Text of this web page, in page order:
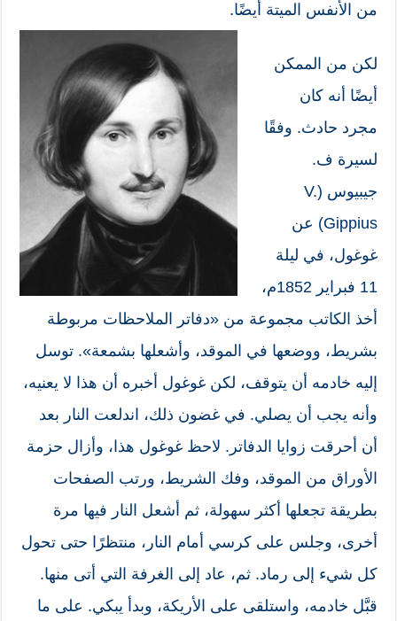
من الأنفس الميتة أيضًا.
لكن من الممكن
أيضًا أنه كان
مجرد حادث. وفقًا
لسيرة ف.
جيبيوس (V.
Gippius) عن
غوغول، في ليلة
11 فبراير 1852م،
أخذ الكاتب مجموعة من «دفاتر الملاحظات مربوطة
بشريط، ووضعها في الموقد، وأشعلها بشمعة». توسل
إليه خادمه أن يتوقف، لكن غوغول أخبره أن هذا لا يعنيه،
وأنه يجب أن يصلي. في غضون ذلك، اندلعت النار بعد
أن أحرقت زوايا الدفاتر. لاحظ غوغول هذا، وأزال حزمة
الأوراق من الموقد، وفك الشريط، ورتب الصفحات
بطريقة تجعلها أكثر سهولة، ثم أشعل النار فيها مرة
أخرى، وجلس على كرسي أمام النار، منتظرًا حتى تحول
كل شيء إلى رماد. ثم، عاد إلى الغرفة التي أتى منها.
قبَّل خادمه، واستلقى على الأريكة، وبدأ يبكي. على ما